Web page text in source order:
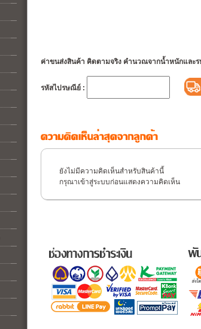
ค่าขนส่งสินค้า คิดตามจริง คำนวณจากน้ำหนักและ
รหัสไปรษณีย์ :
ยังไม่มีความคิดเห็นสำหรับสินค้านี้
กรุณาเข้าสู่ระบบก่อนแสดงความคิดเห็น